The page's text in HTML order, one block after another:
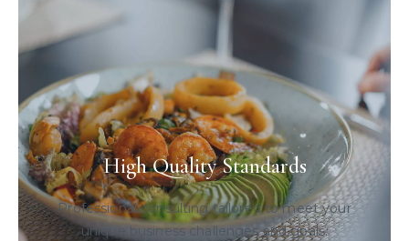
High Quality Standards
Professional consulting tailored to meet your
unique business challenges and goals.